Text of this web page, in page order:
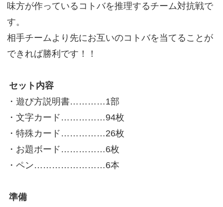
味方が作っているコトバを推理するチーム対抗戦で
す。
相手チームより先にお互いのコトバを当てることが
できれば勝利です！！
セット内容
・遊び方説明書…………1部
・文字カード……………94枚
・特殊カード……………26枚
・お題ボード……………6枚
・ペン……………………6本
準備